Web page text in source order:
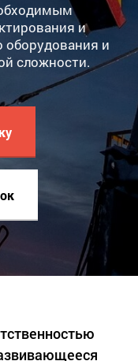
и
оборудования и
сложности.